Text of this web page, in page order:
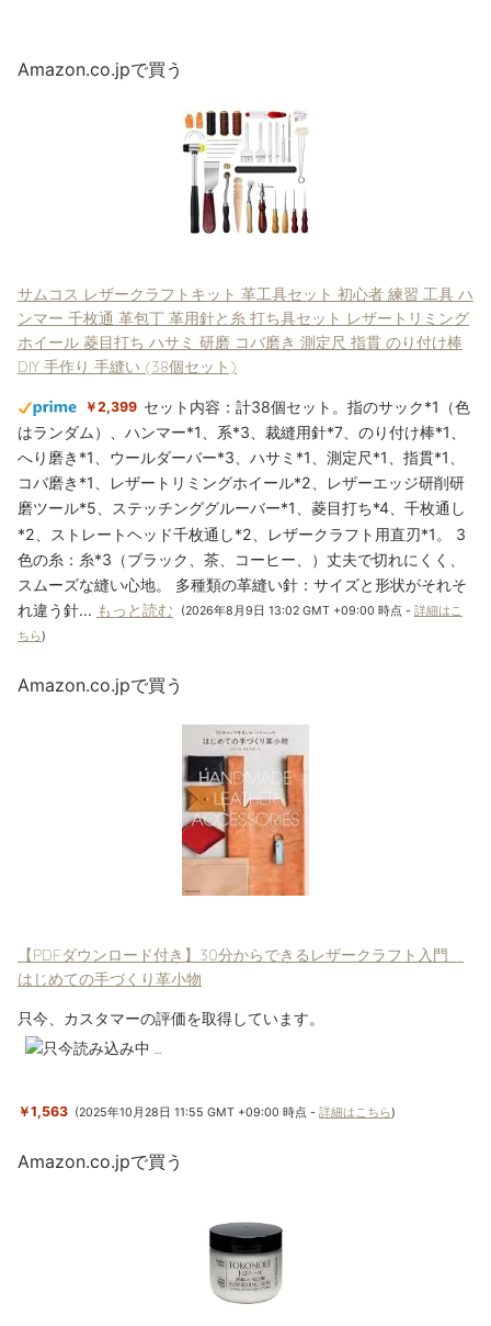
Amazon.co.jpで買う
サムコス レザークラフトキット 革工具セット 初心者 練習 工具 ハ
ンマー 千枚通 革包丁 革用針と糸 打ち具セット レザートリミング
ホイール 菱目打ち ハサミ 研磨 コバ磨き 測定尺 指貫 のり付け棒
DIY 手作り 手縫い (38個セット)
￥2,399 セット内容：計38個セット。指のサック*1（色
はランダム）、ハンマー*1、系*3、裁縫用針*7、のり付け棒*1、
へり磨き*1、ウールダーバー*3、ハサミ*1、測定尺*1、指貫*1、
コバ磨き*1、レザートリミングホイール*2、レザーエッジ研削研
磨ツール*5、ステッチンググルーバー*1、菱目打ち*4、千枚通し
*2、ストレートヘッド千枚通し*2、レザークラフト用直刃*1。 3
色の糸：糸*3（ブラック、茶、コーヒー、）丈夫で切れにくく、
スムーズな縫い心地。 多種類の革縫い針：サイズと形状がそれそ
れ違う針... もっと読む (2026年8月9日 13:02 GMT +09:00 時点 - 詳細はこ
ちら)
Amazon.co.jpで買う
【PDFダウンロード付き】30分からできるレザークラフト入門
はじめての手づくり革小物
只今、カスタマーの評価を取得しています。
￥1,563 (2025年10月28日 11:55 GMT +09:00 時点 -詳細はこちら)
Amazon.co.jpで買う